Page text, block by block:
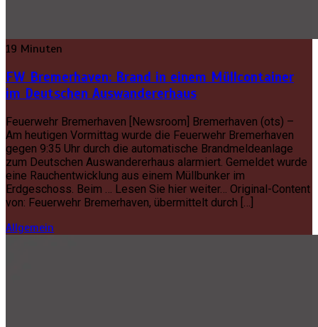
19 Minuten
FW Bremerhaven: Brand in einem Müllcontainer
im Deutschen Auswandererhaus
Feuerwehr Bremerhaven [Newsroom] Bremerhaven (ots) –
Am heutigen Vormittag wurde die Feuerwehr Bremerhaven
gegen 9:35 Uhr durch die automatische Brandmeldeanlage
zum Deutschen Auswandererhaus alarmiert. Gemeldet wurde
eine Rauchentwicklung aus einem Müllbunker im
Erdgeschoss. Beim … Lesen Sie hier weiter… Original-Content
von: Feuerwehr Bremerhaven, übermittelt durch […]
Allgemein